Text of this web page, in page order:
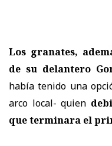
Los granates,
de su delantero
había tenido una
arco local- quien
que terminara el